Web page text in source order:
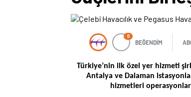
0
BEĞENDİM
Türkiye’nin ilk özel yer hizmeti
Antalya ve Dalaman
hizmetleri